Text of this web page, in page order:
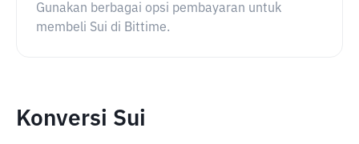
Gunakan berbagai opsi pembayaran untuk
membeli Sui di Bittime.
Konversi Sui